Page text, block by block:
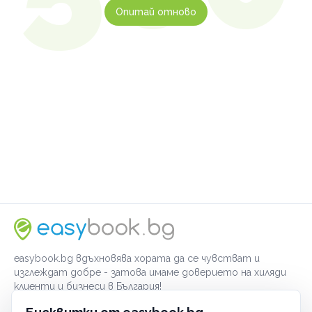
Опитай отново
easybook.bg вдъхновява хората да се чувстват и
изглеждат добре - затова имаме доверието на хиляди
клиенти и бизнеси в България!